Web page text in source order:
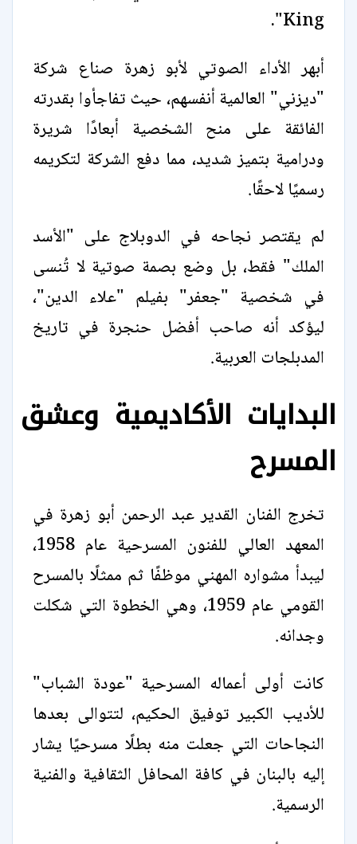
King".
أبهر الأداء الصوتي لأبو زهرة صناع شركة
"ديزني" العالمية أنفسهم، حيث تفاجأوا بقدرته
الفائقة على منح الشخصية أبعادًا شريرة
ودرامية بتميز شديد، مما دفع الشركة لتكريمه
رسميًا لاحقًا.
لم يقتصر نجاحه في الدوبلاج على "الأسد
الملك" فقط، بل وضع بصمة صوتية لا تُنسى
في شخصية "جعفر" بفيلم "علاء الدين"،
ليؤكد أنه صاحب أفضل حنجرة في تاريخ
المدبلجات العربية.
البدايات الأكاديمية وعشق
المسرح
تخرج الفنان القدير عبد الرحمن أبو زهرة في
المعهد العالي للفنون المسرحية عام 1958،
ليبدأ مشواره المهني موظفًا ثم ممثلًا بالمسرح
القومي عام 1959، وهي الخطوة التي شكلت
وجدانه.
كانت أولى أعماله المسرحية "عودة الشباب"
للأديب الكبير توفيق الحكيم، لتتوالى بعدها
النجاحات التي جعلت منه بطلًا مسرحيًا يشار
إليه بالبنان في كافة المحافل الثقافية والفنية
الرسمية.